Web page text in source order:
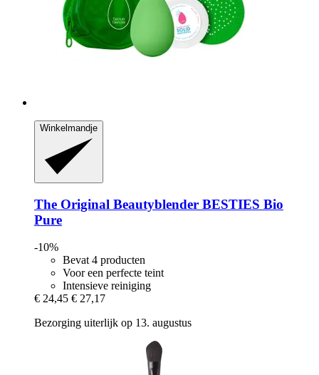
Winkelmandje
The Original Beautyblender BESTIES Bio
Pure
-10%
Bevat 4 producten
Voor een perfecte teint
Intensieve reiniging
€ 24,45 € 27,17
Bezorging uiterlijk op 13. augustus